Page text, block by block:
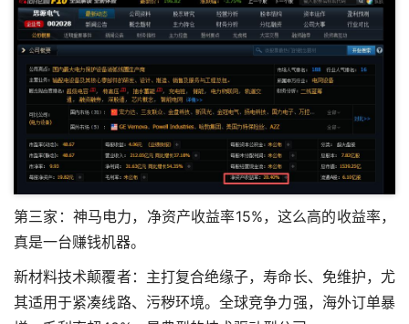
第三家：神马电力，净资产收益率15%，这么高的收益率，
真是一台赚钱机器。
新材料技术颠覆者：主打复合绝缘子，寿命长、免维护，尤
其适用于紧凑线路、污秽环境。全球竞争力强，海外订单暴